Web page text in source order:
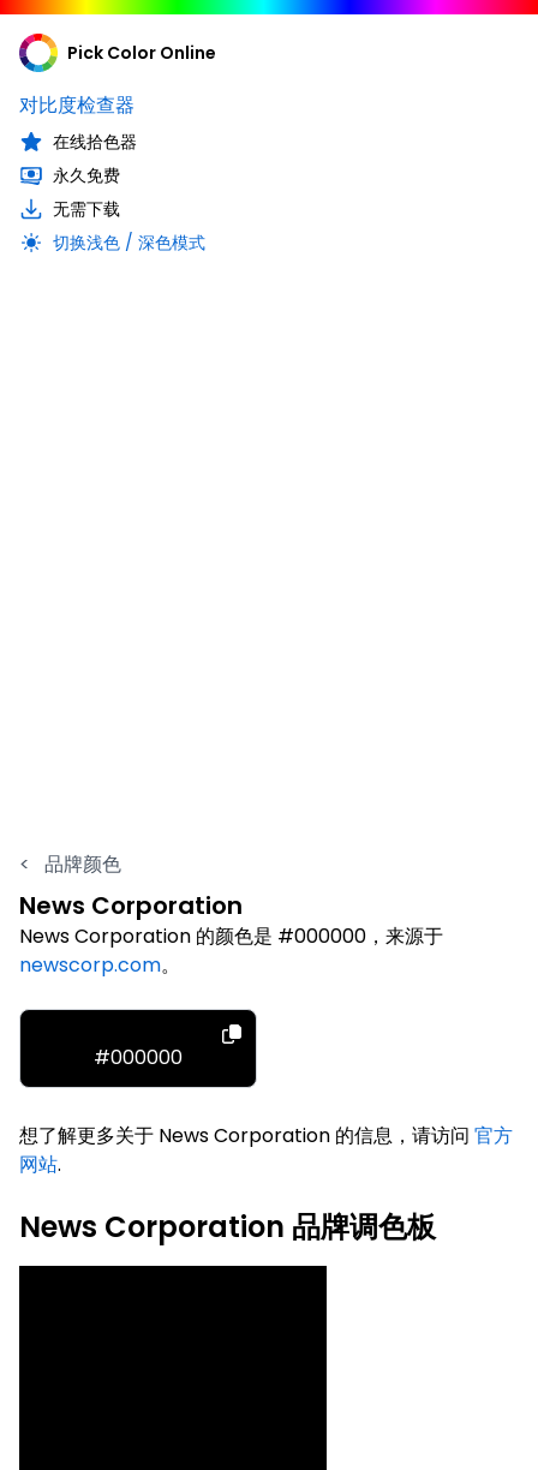
Pick Color Online
对比度检查器
在线拾色器
永久免费
无需下载
切换浅色 / 深色模式
< 品牌颜色
News Corporation
News Corporation 的颜色是 #000000，来源于
newscorp.com。
#000000
想了解更多关于 News Corporation 的信息，请访问 官方
网站.
News Corporation 品牌调色板